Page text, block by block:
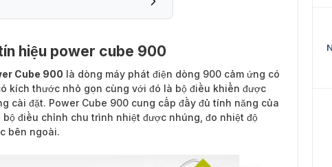
hiệu power cube 900
Cube 900 là dòng máy phát điện dòng 900 cảm ứng có
kích thước nhỏ gọn cùng với đó là bộ điều khiển được
cài đặt. Power Cube 900 cung cấp đầy đủ tính năng của
điều chỉnh chu trình nhiệt được nhúng, đo nhiệt độ
bên ngoài.